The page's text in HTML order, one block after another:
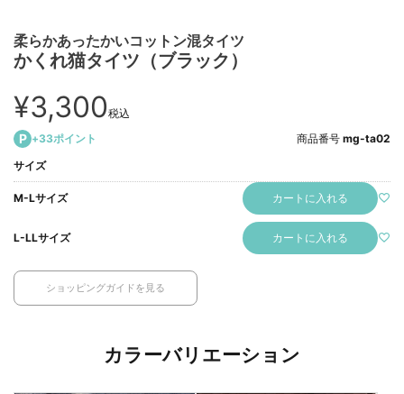
柔らかあったかいコットン混タイツ
かくれ猫タイツ（ブラック）
¥3,300税込
+33ポイント 商品番号 mg-ta02
サイズ
M-Lサイズ カートに入れる
L-LLサイズ カートに入れる
ショッピングガイドを見る
カラーバリエーション